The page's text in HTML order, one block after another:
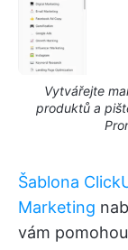
Vytvářejte
produktů a
Šablona
Marketing
vám